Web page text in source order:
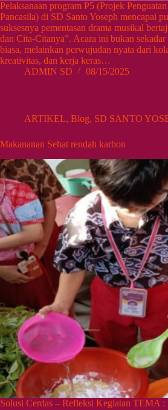
Pelaksanaan program P5 (Projek
Pancasila) di SD Santo Yoseph mencapai
suksesnya pementasan drama musikal
dan Cita-Citanya”. Acara ini bukan
biasa, melainkan perwujudan nyata dari
kreativitas, dan kerja keras…
ADMIN SD
08/15/2025
ARTIKEL, Blog, SD SANTO
Makananan Sehat rendah karbon
Solusi Cerdas – Refleksi Kegiatan TEMA :